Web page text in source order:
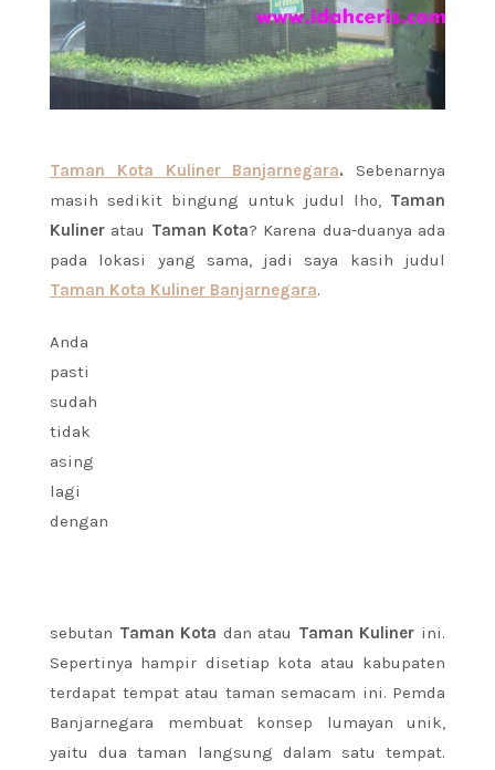
Taman Kota Kuliner Banjarnegara. Sebenarnya
masih sedikit bingung untuk judul lho, Taman
Kuliner atau Taman Kota? Karena dua-duanya ada
pada lokasi yang sama, jadi saya kasih judul
Taman Kota Kuliner Banjarnegara.
Anda
pasti
sudah
tidak
asing
lagi
dengan
sebutan Taman Kota dan atau Taman Kuliner ini.
Sepertinya hampir disetiap kota atau kabupaten
terdapat tempat atau taman semacam ini. Pemda
Banjarnegara membuat konsep lumayan unik,
yaitu dua taman langsung dalam satu tempat.